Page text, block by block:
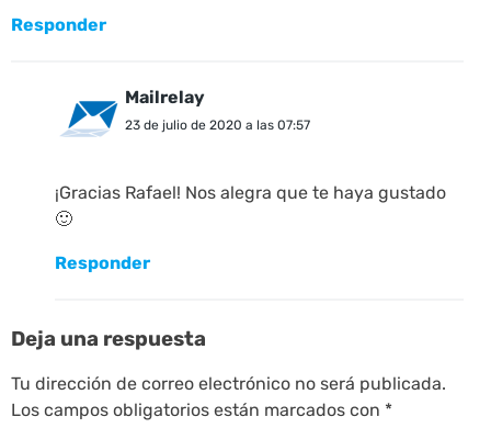
Responder
Mailrelay
23 de julio de 2020 a las 07:57
¡Gracias Rafael! Nos alegra que te haya gustado
🙂
Responder
Deja una respuesta
Tu dirección de correo electrónico no será publicada.
Los campos obligatorios están marcados con *